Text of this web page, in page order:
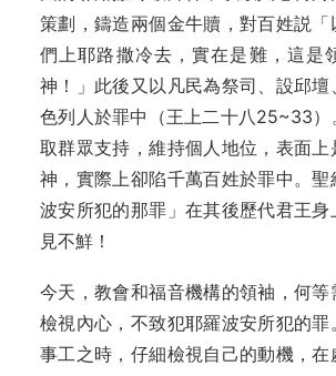
策劃，鑄造兩個金牛贖，對百姓説
們上耶路撒冷去，實在是難，這是
神！」此後又以凡民為祭司、設邱壇
色列人於罪中（王上二十八25~33）
取群眾支持，維持個人地位，表面
神，實際上卻陷千萬百姓於罪中。聖
波安所犯的那罪」在其後歷代君王
見不鮮！
今天，教會和福音機構的領袖，何等
檢視內心，不致犯耶羅波安所犯的罪
事工之時，仔細檢視自己的動機，在